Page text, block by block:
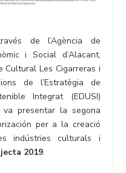
de l’Agència de
i Social d’Alacant,
Cultural Les Cigarreras i
de l’Estratègia de
Integrat (EDUSI)
presentar la segona
per a la creació
indústries culturals i
2019.